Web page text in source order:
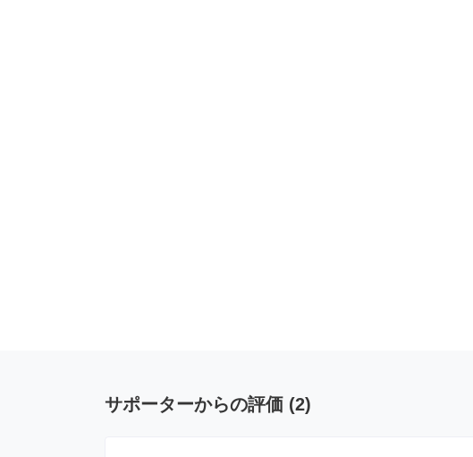
サポーターからの評価 (2)